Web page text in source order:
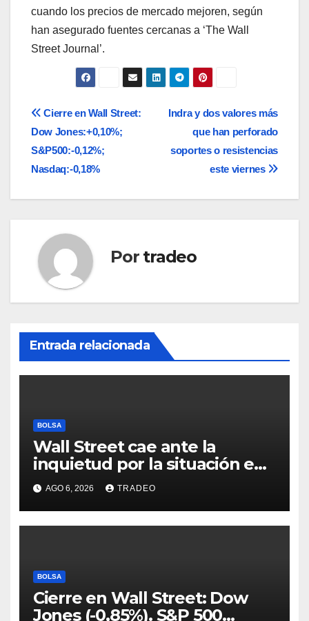
cuando los precios de mercado mejoren, según
han asegurado fuentes cercanas a ‘The Wall
Street Journal’.
Navegación
de
entradas
Indra y dos valores más
que han perforado
soportes o resistencias
este viernes
Cierre en Wall Street:
Dow Jones:+0,10%;
S&P500:-0,12%;
Nasdaq:-0,18%
Por tradeo
Entrada relacionada
BOLSA
Wall Street cae ante la
inquietud por la situación en
Ormuz
AGO 6, 2026 TRADEO
BOLSA
Cierre en Wall Street: Dow
Jones (-0,85%). S&P 500